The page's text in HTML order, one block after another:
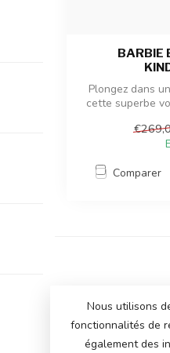
BARBIE
Plongez dans
cette superbe
Comparer
Nous utilisons
fonctionnalités de
également des